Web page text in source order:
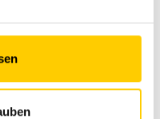
commandes